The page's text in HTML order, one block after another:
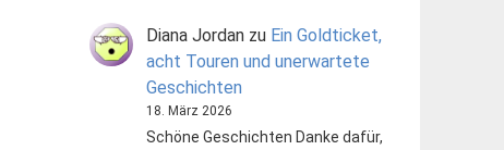
Diana Jordanzu Ein Goldticket,
acht Touren und unerwartete
Geschichten
18. März 2026
Schöne Geschichten Danke dafür,